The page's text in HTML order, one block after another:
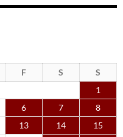
F S
S
1
6 7
8
13 14
15